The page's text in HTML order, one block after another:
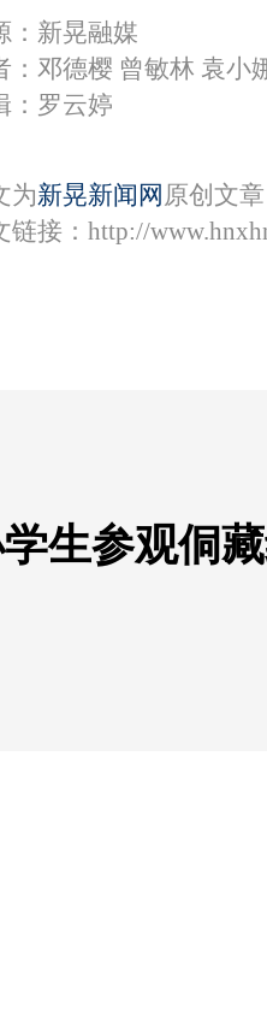
：新晃融媒
：邓德樱 曾敏林 袁小
：罗云婷
为新晃新闻网 原创文
链接： http://
生参观侗